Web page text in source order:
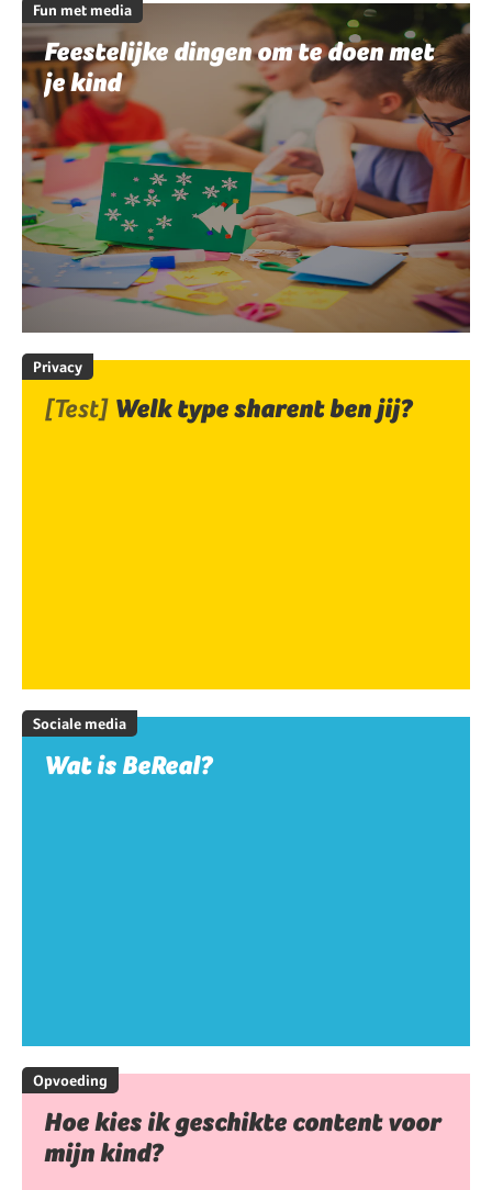
Fun met media
Feestelijke dingen om te doen met
je kind
Privacy
[Test] Welk type sharent ben jij?
Sociale media
Wat is BeReal?
Opvoeding
Hoe kies ik geschikte content voor
mijn kind?